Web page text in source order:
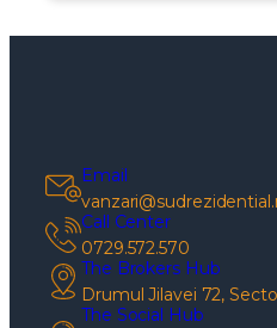
Email
Call Center
0729.572.570
The Brokers Hub
Drumul Jilavei 72,
The Social Hub